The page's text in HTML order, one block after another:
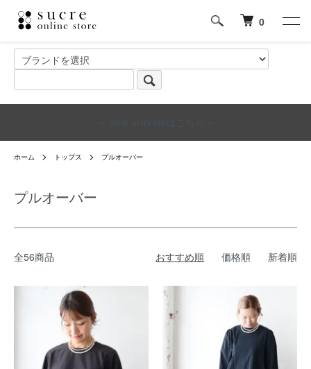
0
ホーム トップス プルオーバー
プルオーバー
全56商品 おすすめ順 価格順 新着順